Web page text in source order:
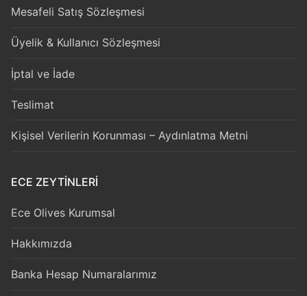
Mesafeli Satış Sözleşmesi
Üyelik & Kullanıcı Sözleşmesi
İptal ve İade
Teslimat
Kişisel Verilerin Korunması – Aydınlatma Metni
ECE ZEYTİNLERİ
Ece Olives Kurumsal
Hakkımızda
Banka Hesap Numaralarımız